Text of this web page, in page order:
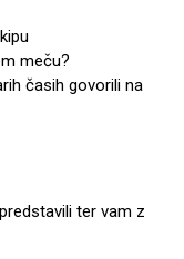
meču?
časih govorili na
ter vam z